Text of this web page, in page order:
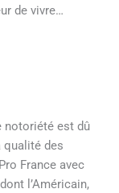
de vivre…
notoriété est dû
qualité des
France avec
l’Américain,